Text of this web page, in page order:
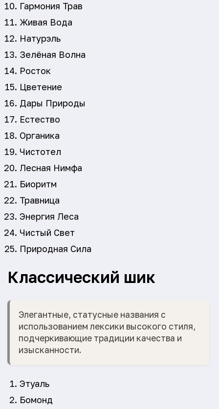
Гармония Трав
Живая Вода
Натурэль
Зелёная Волна
Росток
Цветение
Дары Природы
Естество
Органика
Чистотел
Лесная Нимфа
Биоритм
Травница
Энергия Леса
Чистый Свет
Природная Сила
Классический шик
Элегантные, статусные названия с
использованием лексики высокого стиля,
подчеркивающие традиции качества и
изысканности.
Этуаль
Бомонд